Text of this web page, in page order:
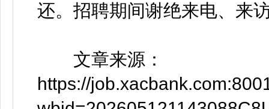
还。招聘期间谢绝来电、来
文章来源：
https://